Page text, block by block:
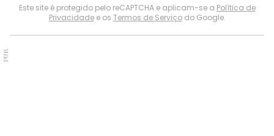
Este site é protegido pelo reCAPTCHA e aplicam-se a Política de
Privacidadee os Termos de Serviçodo Google.
PUB.